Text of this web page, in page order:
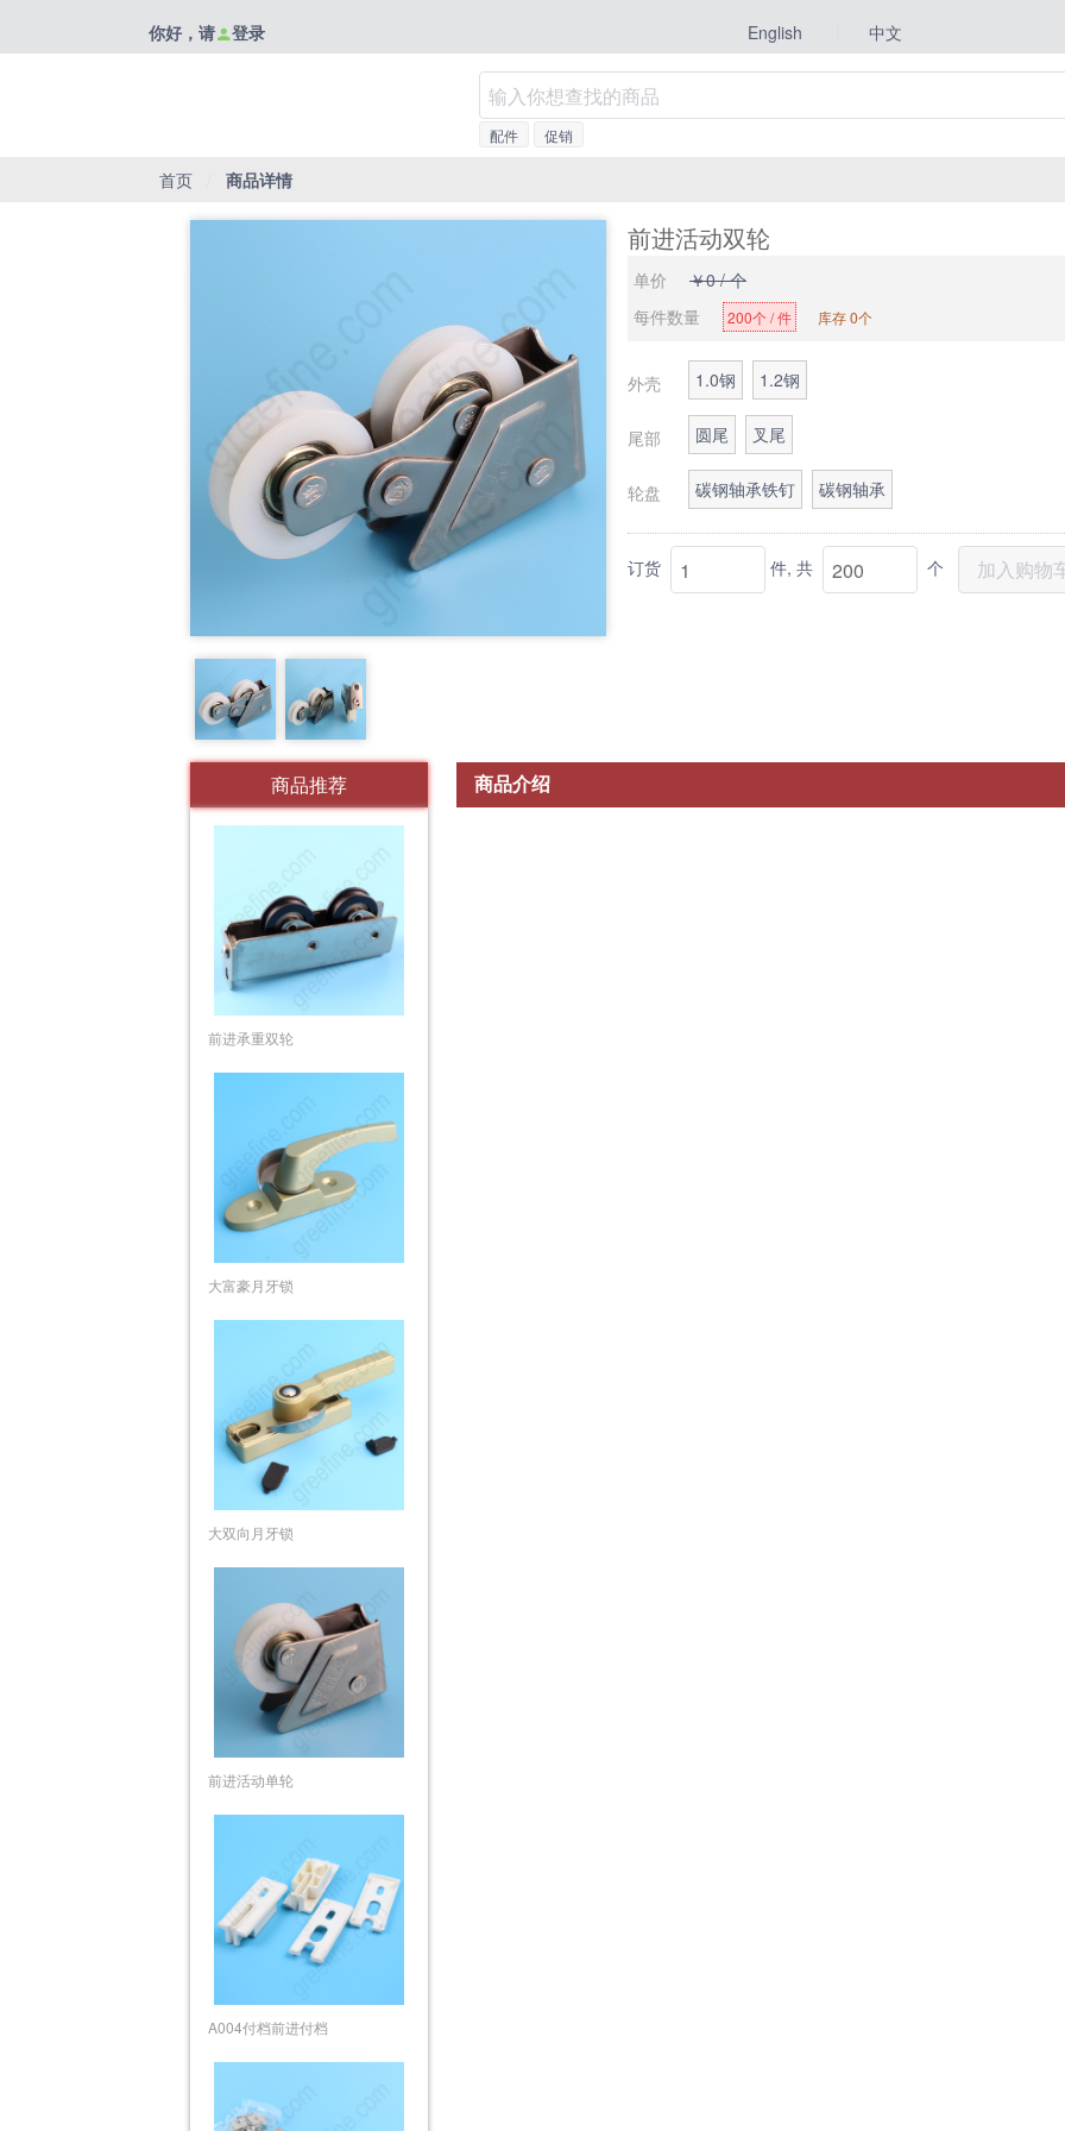
你好，请 登录 English 中文
配件 促销
首页 商品详情
前进活动双轮
单价
￥0 / 个
每件数量
200个 / 件 库存 0个
外壳 1.0钢 1.2钢
尾部 圆尾 叉尾
轮盘 碳钢轴承铁钉 碳钢轴承
订货 件, 共 个 加入购物
商品推荐
前进承重双轮
大富豪月牙锁
大双向月牙锁
前进活动单轮
A004付档前进付档
商品介绍